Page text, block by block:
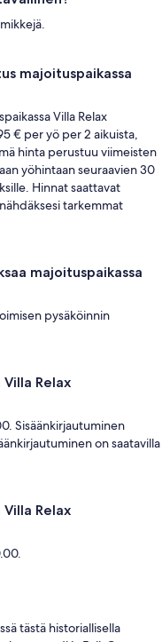
majoituspaikassa
Villa Relax
€ per yö per 2 aikuista,
hinta perustuu viimeisten
yöhintaan seuraavien 30
Hinnat saattavat
nähdäksesi tarkemmat
majoituspaikassa
pysäköinnin
Relax
Sisäänkirjautuminen
on saatavilla
Relax
tästä historiallisella